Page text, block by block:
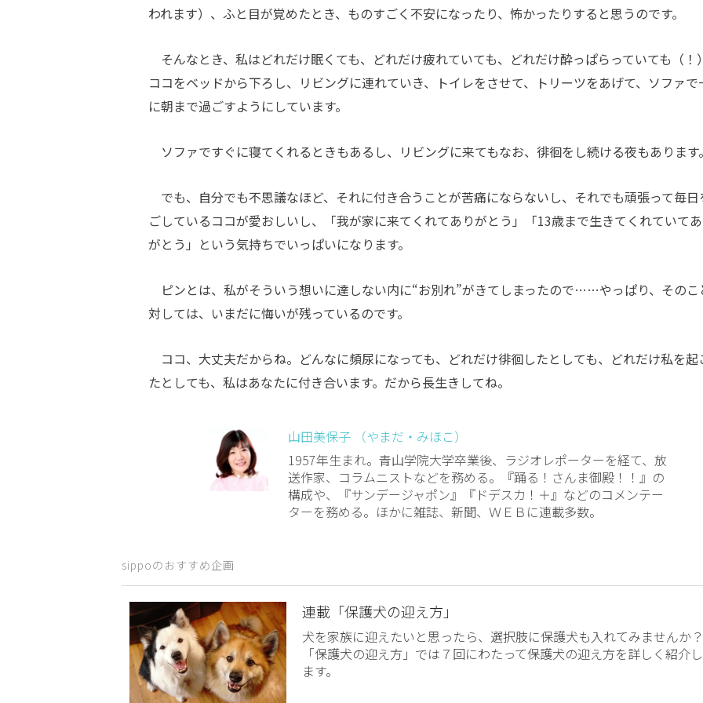
われます）、ふと目が覚めたとき、ものすごく不安になったり、怖かったりすると思うのです。
そんなとき、私はどれだけ眠くても、どれだけ疲れていても、どれだけ酔っぱらっていても（！
ココをベッドから下ろし、リビングに連れていき、トイレをさせて、トリーツをあげて、ソファで
に朝まで過ごすようにしています。
ソファですぐに寝てくれるときもあるし、リビングに来てもなお、徘徊をし続ける夜もあります。
でも、自分でも不思議なほど、それに付き合うことが苦痛にならないし、それでも頑張って毎日
ごしているココが愛おしいし、「我が家に来てくれてありがとう」「13歳まで生きてくれていて
がとう」という気持ちでいっぱいになります。
ピンとは、私がそういう想いに達しない内に“お別れ”がきてしまったので……やっぱり、そのこ
対しては、いまだに悔いが残っているのです。
ココ、大丈夫だからね。どんなに頻尿になっても、どれだけ徘徊したとしても、どれだけ私を起
たとしても、私はあなたに付き合います。だから長生きしてね。
山田美保子 （やまだ・みほこ）
1957年生まれ。青山学院大学卒業後、ラジオレポーターを経て、放
送作家、コラムニストなどを務める。『踊る！さんま御殿！！』の
構成や、『サンデージャポン』『ドデスカ！＋』などのコメンテー
ターを務める。ほかに雑誌、新聞、ＷＥＢに連載多数。
sippoのおすすめ企画
連載「保護犬の迎え方」
犬を家族に迎えたいと思ったら、選択肢に保護犬も入れてみませんか
「保護犬の迎え方」では７回にわたって保護犬の迎え方を詳しく紹介
ます。